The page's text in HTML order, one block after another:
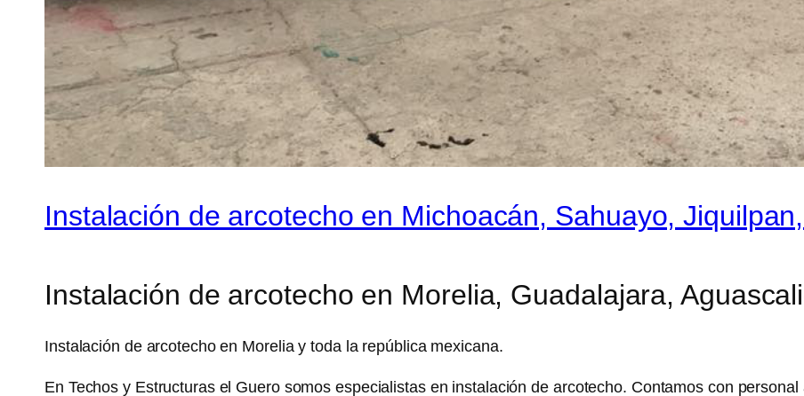
Instalación de arcotecho en Michoacán, Sahuayo,
Instalación de arcotecho en Morelia, Guadalajara,
Instalación de arcotecho en Morelia y toda la república mexicana.
En Techos y Estructuras el Guero somos especialistas en instalación de arcotecho. Contamos con